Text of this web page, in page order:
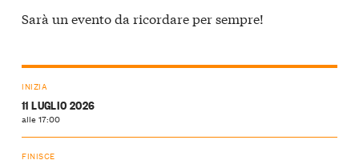
Sarà un evento da ricordare per sempre!
INIZIA
11 LUGLIO 2026
alle 17:00
FINISCE